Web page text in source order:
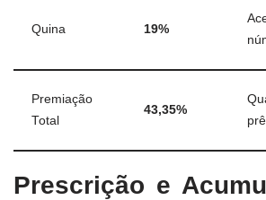
Quina 19%
Premiação
Total
43,35%
Prescrição e